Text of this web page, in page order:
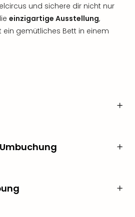
und sichere dir nicht nur
einzigartige Ausstellung,
gemütliches Bett in einem